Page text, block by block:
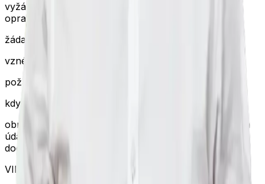
vyžádat si přístup ke svým údajům a požadovat jejich
opravu,
žádat výmaz nebo omezení zpracování,
vznést námitku proti zpracování,
požadovat přenositelnost údajů,
kdykoli odvolat souhlas,
obrátit se na nás nebo na
Úřad pro ochranu osobních
údajů
dodržování vašich práv.
VII. Zabezpečení údajů